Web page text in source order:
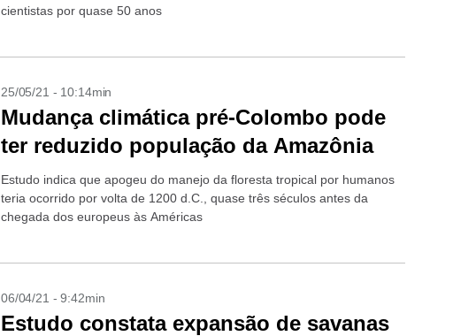
cientistas por quase 50 anos
25/05/21 - 10:14min
Mudança climática pré-Colombo pode
ter reduzido população da Amazônia
Estudo indica que apogeu do manejo da floresta tropical por humanos
teria ocorrido por volta de 1200 d.C., quase três séculos antes da
chegada dos europeus às Américas
06/04/21 - 9:42min
Estudo constata expansão de savanas